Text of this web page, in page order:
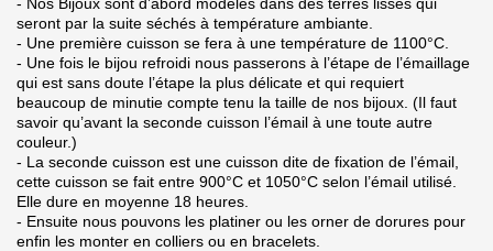
seront par la suite séchés à température ambiante.
- Une première cuisson se fera à une température de 1100°C.
- Une fois le bijou refroidi nous passerons à l’étape de l’émaillage
qui est sans doute l’étape la plus délicate et qui requiert
beaucoup de minutie compte tenu la taille de nos bijoux. (Il faut
savoir qu’avant la seconde cuisson l’émail à une toute autre
couleur.)
- La seconde cuisson est une cuisson dite de fixation de l’émail,
cette cuisson se fait entre 900°C et 1050°C selon l’émail utilisé.
Elle dure en moyenne 18 heures.
- Ensuite nous pouvons les platiner ou les orner de dorures pour
enfin les monter en colliers ou en bracelets.